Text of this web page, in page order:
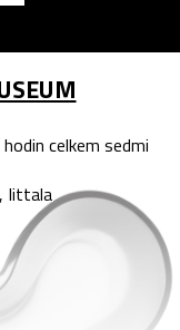
celkem sedmi
Iittala